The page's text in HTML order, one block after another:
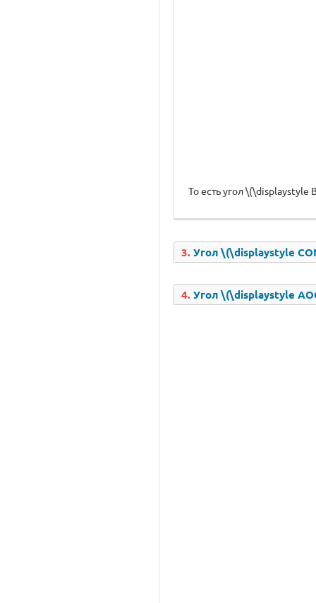
То есть угол
3. Угол \(\displaystyle
4. Угол \(\displaystyle